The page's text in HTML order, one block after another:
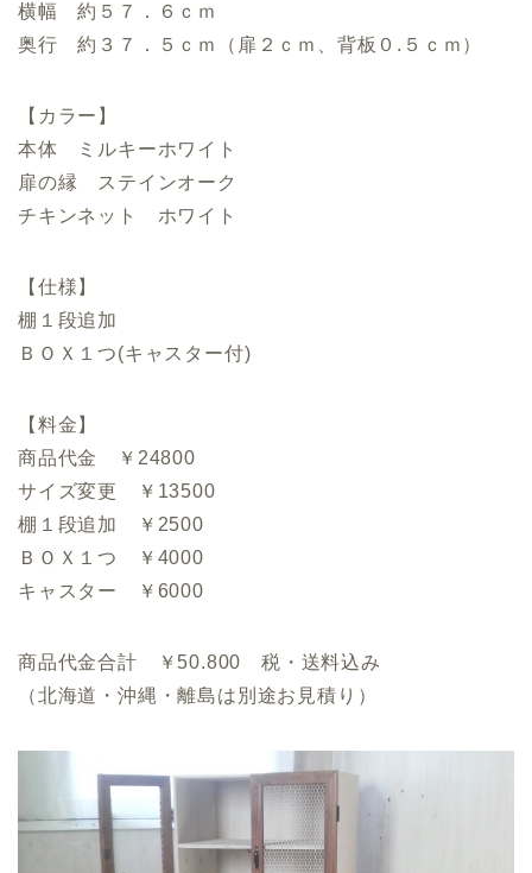
横幅 約５７．６ｃｍ
奥行 約３７．５ｃｍ（扉２ｃｍ、背板０.５ｃｍ）
【カラー】
本体 ミルキーホワイト
扉の縁 ステインオーク
チキンネット ホワイト
【仕様】
棚１段追加
ＢＯＸ１つ(キャスター付)
【料金】
商品代金 ￥24800
サイズ変更 ￥13500
棚１段追加 ￥2500
ＢＯＸ１つ ￥4000
キャスター ￥6000
商品代金合計 ￥50.800 税・送料込み
（北海道・沖縄・離島は別途お見積り）